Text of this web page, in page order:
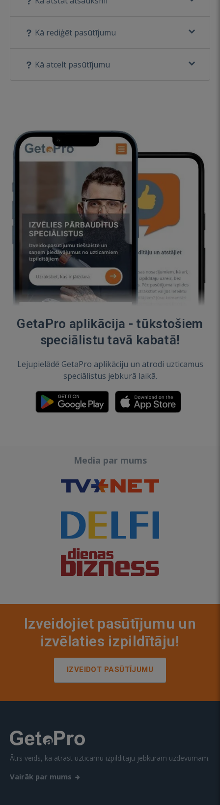
Kā rediģēt pasūtījumu
Kā atcelt pasūtījumu
GetaPro aplikācija - tūkstošiem
speciālistu tavā kabatā!
Lejupielādē GetaPro aplikāciju un atrodi uzticamus
speciālistus jebkurā laikā.
Media par mums
Izveidojiet pasūtījumu un
izvēlaties izpildītāju!
IZVEIDOT PASŪTĪJUMU
Ātrs veids, kā atrast uzticamu izpildītāju jebkuram uzdevumam.
Vairāk par mums